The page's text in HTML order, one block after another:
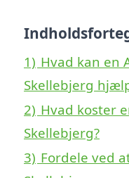
1) Hvad kan en
Skellebjerg
2) Hvad koster
Skellebjerg?
3) Fordele ved